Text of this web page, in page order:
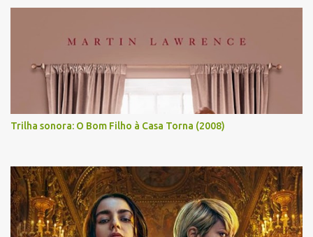
Trilha sonora: O Bom Filho à Casa Torna (2008)